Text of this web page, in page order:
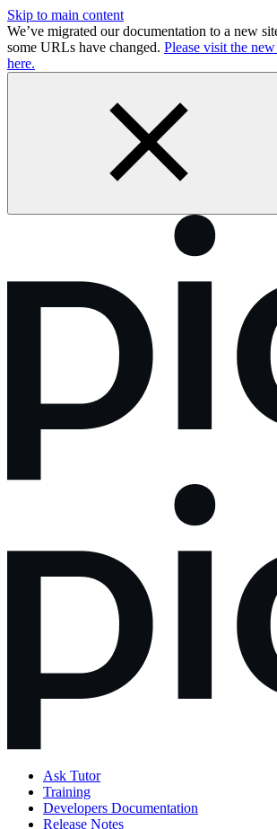
Skip to main content
We’ve migrated our documentation to a new
some URLs have changed. Please visit the
here.
Ask Tutor
Training
Developers Documentation
Release Notes